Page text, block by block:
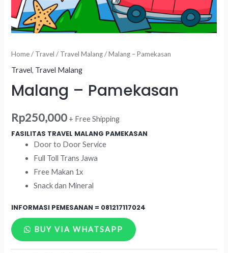
Home/ Travel / Travel Malang/ Malang – Pamekasan
Travel, Travel Malang
Malang – Pamekasan
Rp250,000 + Free Shipping
FASILITAS TRAVEL MALANG PAMEKASAN
Door to Door Service
Full Toll Trans Jawa
Free Makan 1x
Snack dan Mineral
INFORMASI PEMESANAN = 081217117024
BUY VIA WHATSAPP
Malang